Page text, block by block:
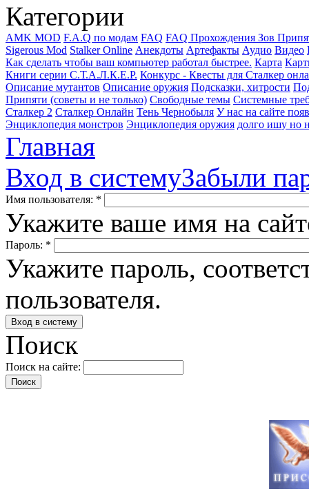
Категории
AMK MOD F.A.Q по модам FAQ FAQ Прохождения Зов
Sigerous Mod Stalker Online Анекдоты Артефакты Аудио Видео
Как сделать чтобы ваш компьютер работал быстрее. Карта
Книги серии С.Т.А.Л.К.Е.Р. Конкурс - Квесты для Сталкер
Описание мутантов Описание оружия Подсказки, хитрости
Припяти (советы и не только) Свободные темы Системные
Сталкер 2 Сталкер Онлайн Тень Чернобыля У нас на сайте
Энциклопедия монстров Энциклопедия оружия долго ишу но
Главная
Вход в системуЗабыли
Имя пользователя: *
Укажите ваше имя на
Пароль: *
Укажите пароль,
пользователя.
Поиск
Поиск на сайте: